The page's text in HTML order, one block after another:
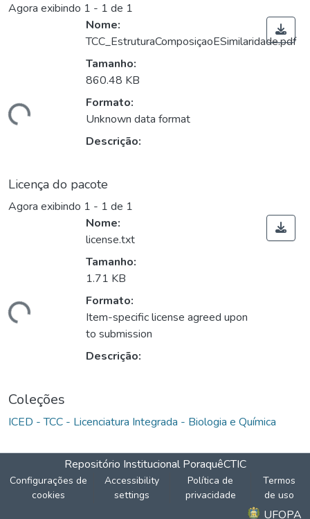
Agora exibindo 1 - 1 de 1
Nome:
TCC_EstruturaComposiçaoESimilaridade.pdf
Tamanho:
860.48 KB
Formato:
Unknown data format
Descrição:
Licença do pacote
Agora exibindo 1 - 1 de 1
Nome:
license.txt
Tamanho:
1.71 KB
Formato:
Item-specific license agreed upon
to submission
Descrição:
Coleções
ICED - TCC - Licenciatura Integrada - Biologia e Química
Repositório Institucional PoraquêCTIC
Configurações de
cookies
Accessibility
settings
Política de
privacidade
Termos
de uso
UFOPA